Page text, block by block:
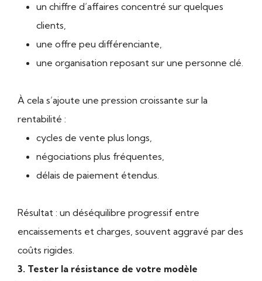
un chiffre d’affaires concentré sur quelques
clients,
une offre peu différenciante,
une organisation reposant sur une personne clé.
À cela s’ajoute une pression croissante sur la
rentabilité :
cycles de vente plus longs,
négociations plus fréquentes,
délais de paiement étendus.
Résultat : un déséquilibre progressif entre
encaissements et charges, souvent aggravé par des
coûts rigides.
3. Tester la résistance de votre modèle